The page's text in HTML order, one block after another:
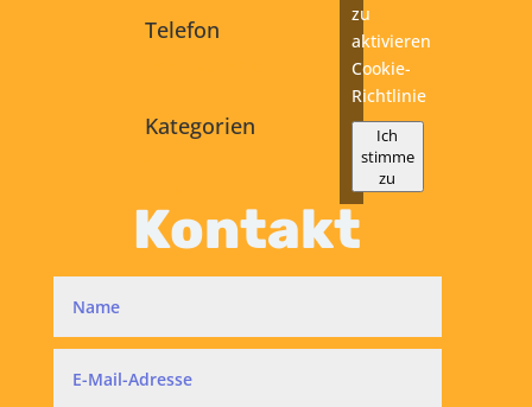
Telefon
Kategorien
zu
aktivieren
Cookie-
Richtlinie
Ich
stimme
zu
Kontakt